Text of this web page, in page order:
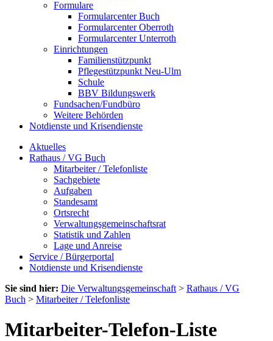
Formulare
Formularcenter Buch
Formularcenter Oberroth
Formularcenter Unterroth
Einrichtungen
Familienstützpunkt
Pflegestützpunkt Neu-Ulm
Schule
BBV Bildungswerk
Fundsachen/Fundbüro
Weitere Behörden
Notdienste und Krisendienste
Aktuelles
Rathaus / VG Buch
Mitarbeiter / Telefonliste
Sachgebiete
Aufgaben
Standesamt
Ortsrecht
Verwaltungsgemeinschaftsrat
Statistik und Zahlen
Lage und Anreise
Service / Bürgerportal
Notdienste und Krisendienste
Sie sind hier: Die Verwaltungsgemeinschaft > Rathaus / VG
Buch > Mitarbeiter / Telefonliste
Mitarbeiter-Telefon-Liste